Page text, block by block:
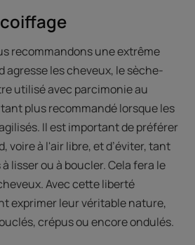
recommandons une extrême
agresse les cheveux, le sèche-
utilisé avec parcimonie au
plus recommandé lorsque les
Il est important de préférer
voire à l'air libre, et d’éviter, tant
lisser ou à boucler. Cela fera le
Avec cette liberté
exprimer leur véritable nature,
crépus ou encore ondulés.